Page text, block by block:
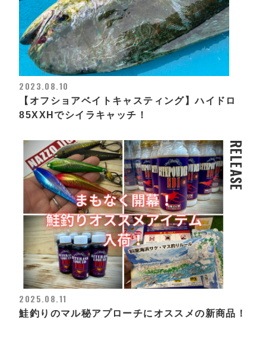
2023.08.10
【オフショアベイトキャスティング】ハイドロ
85XXHでシイラキャッチ！
RELEASE
2025.08.11
鮭釣りのマル秘アプローチにオススメの新商品！